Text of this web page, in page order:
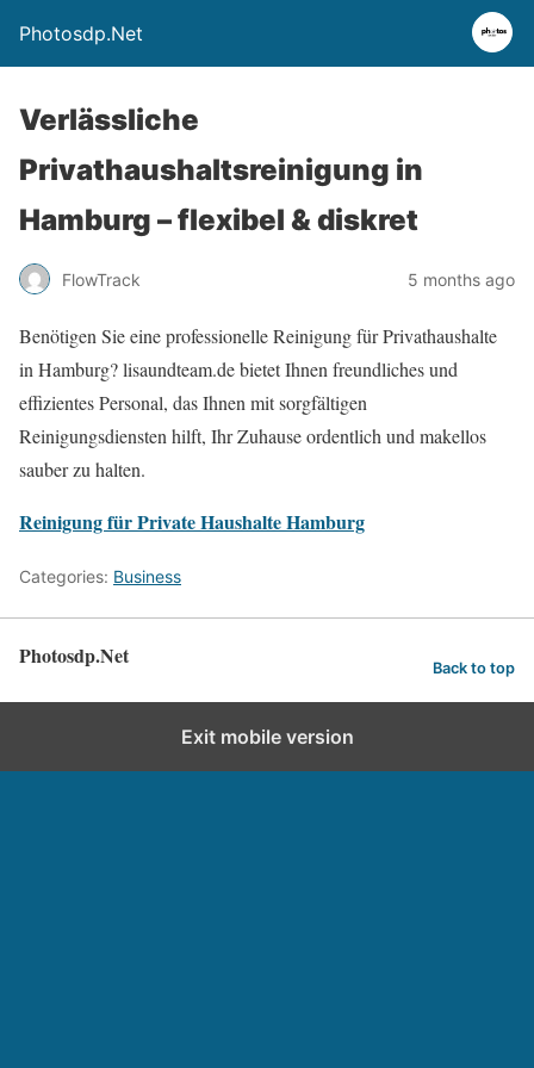
Photosdp.Net
Verlässliche
Privathaushaltsreinigung in
Hamburg – flexibel & diskret
FlowTrack 5 months ago
Benötigen Sie eine professionelle Reinigung für Privathaushalte
in Hamburg? lisaundteam.de bietet Ihnen freundliches und
effizientes Personal, das Ihnen mit sorgfältigen
Reinigungsdiensten hilft, Ihr Zuhause ordentlich und makellos
sauber zu halten.
Reinigung für Private Haushalte Hamburg
Categories: Business
Photosdp.Net Back to top
Exit mobile version